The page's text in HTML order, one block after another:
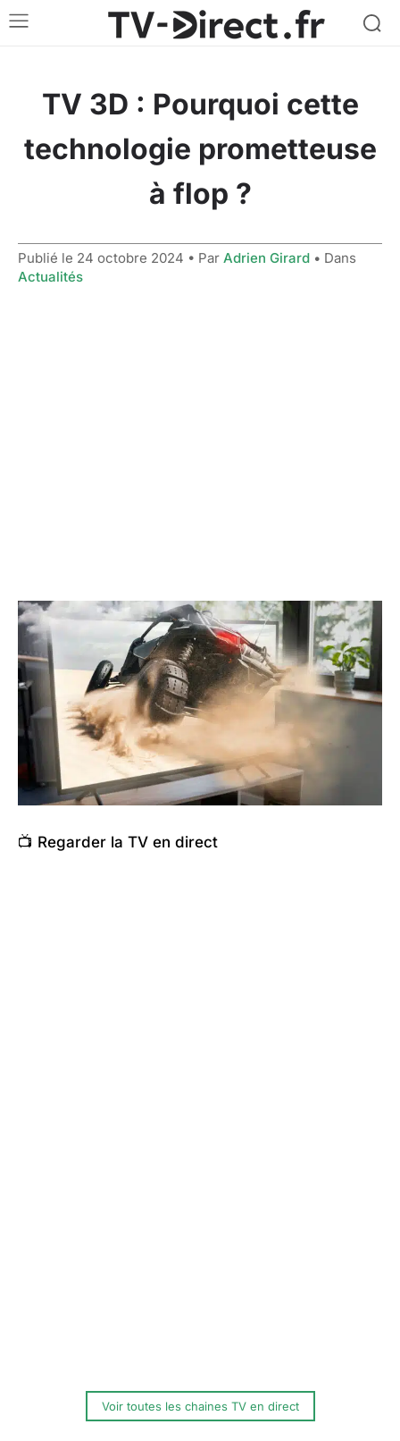
TV 3D : Pourquoi cette
technologie prometteuse
à flop ?
Publié le 24 octobre 2024 • Par Adrien Girard • Dans
Actualités
📺 Regarder la TV en direct
Voir toutes les chaines TV en direct